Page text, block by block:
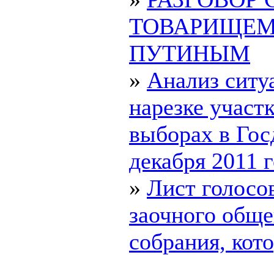
ПУТИНЫМ
» Анализ
нарезке
выборах в
декабря 2011
» Лист
заочного
собрания,